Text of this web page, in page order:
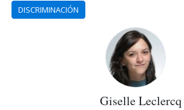
DISCRIMINACIÓN
Giselle Leclercq